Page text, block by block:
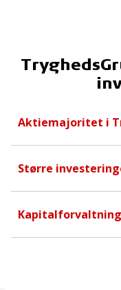
Aktiemajoritet i
Større
Kapitalforvaltning